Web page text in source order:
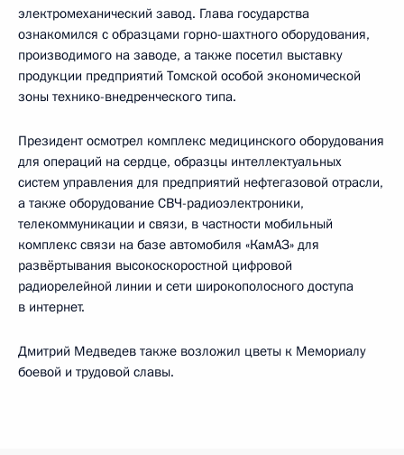
электромеханический завод. Глава государства
ознакомился с образцами горно-шахтного оборудования,
производимого на заводе, а также посетил выставку
продукции предприятий Томской особой экономической
зоны технико-внедренческого типа.
Президент осмотрел комплекс медицинского оборудования
для операций на сердце, образцы интеллектуальных
систем управления для предприятий нефтегазовой отрасли,
а также оборудование СВЧ-радиоэлектроники,
телекоммуникации и связи, в частности мобильный
комплекс связи на базе автомобиля «КамАЗ» для
развёртывания высокоскоростной цифровой
радиорелейной линии и сети широкополосного доступа
в интернет.
Дмитрий Медведев также возложил цветы к Мемориалу
боевой и трудовой славы.